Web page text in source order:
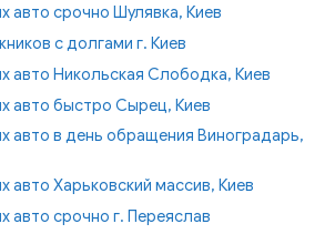
авто срочно Шулявка, Киев
с долгами г. Киев
авто Никольская Слободка, Киев
авто быстро Сырец, Киев
авто в день обращения Виноградарь,
авто Харьковский массив, Киев
авто срочно г. Переяслав